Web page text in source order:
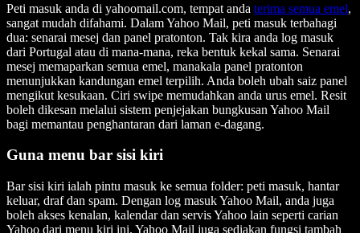
Peti masuk anda di yahoomail.com, tempat anda terima semua emel,
sangat mudah difahami. Dalam Yahoo Mail, peti masuk terbahagi
dua: senarai mesej dan panel pratonton. Tak kira anda log masuk
dari Portugal atau di mana-mana, reka bentuk kekal sama. Senarai
mesej memaparkan semua emel, manakala panel pratonton
menunjukkan kandungan emel terpilih. Anda boleh ubah saiz panel
mengikut kesukaan. Ciri swipe memudahkan anda urus emel. Resit
boleh dikesan melalui sistem penjejakan bungkusan Yahoo Mail
bagi memantau penghantaran dari laman e-dagang.
Guna menu bar sisi kiri
Bar sisi kiri ialah pintu masuk ke semua folder: peti masuk, hantar
keluar, draf dan spam. Dengan log masuk Yahoo Mail, anda juga
boleh akses kenalan, kalendar dan servis Yahoo lain seperti carian
Yahoo dari menu kiri ini. Yahoo Mail juga sediakan fungsi tambah